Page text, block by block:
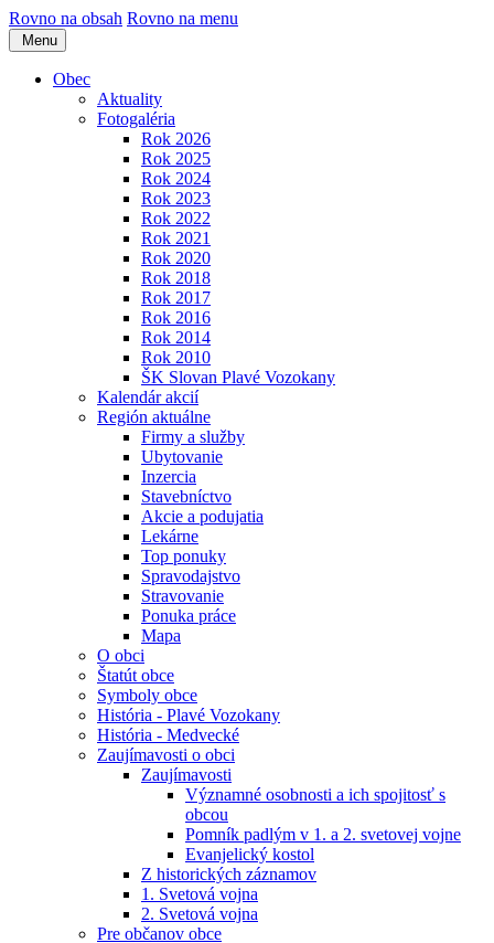
Rovno na obsah Rovno na menu
Menu
Obec
Aktuality
Fotogaléria
Rok 2026
Rok 2025
Rok 2024
Rok 2023
Rok 2022
Rok 2021
Rok 2020
Rok 2018
Rok 2017
Rok 2016
Rok 2014
Rok 2010
ŠK Slovan Plavé Vozokany
Kalendár akcií
Región aktuálne
Firmy a služby
Ubytovanie
Inzercia
Stavebníctvo
Akcie a podujatia
Lekárne
Top ponuky
Spravodajstvo
Stravovanie
Ponuka práce
Mapa
O obci
Štatút obce
Symboly obce
História - Plavé Vozokany
História - Medvecké
Zaujímavosti o obci
Zaujímavosti
Významné osobnosti a ich spojitosť s
obcou
Pomník padlým v 1. a 2. svetovej vojne
Evanjelický kostol
Z historických záznamov
1. Svetová vojna
2. Svetová vojna
Pre občanov obce